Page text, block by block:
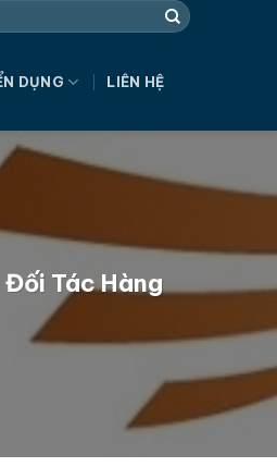
DỤNG LIÊN HỆ
Tác Hàng